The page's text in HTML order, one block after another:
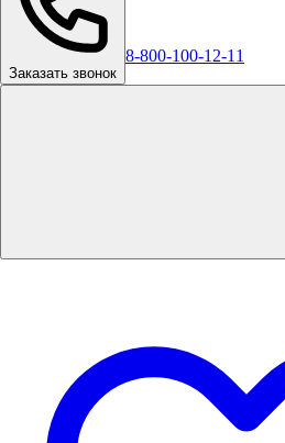
Заказать звонок
8-800-100-12-11